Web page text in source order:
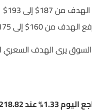
من 187$ إلى 193$
يرى الهدف السعري
عند 218.82$